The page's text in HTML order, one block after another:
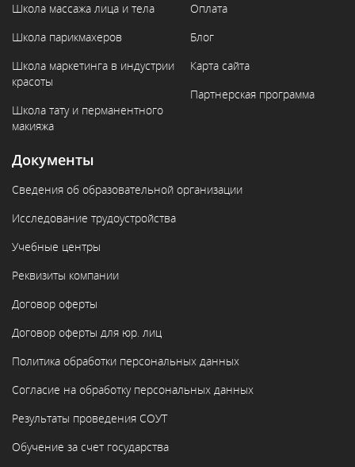
Школа массажа лица и тела
Школа парикмахеров
Школа маркетинга в индустрии
красоты
Школа тату и перманентного
макияжа
Оплата
Блог
Карта сайта
Партнерская программа
Документы
Сведения об образовательной организации
Исследование трудоустройства
Учебные центры
Реквизиты компании
Договор оферты
Договор оферты для юр. лиц
Политика обработки персональных данных
Согласие на обработку персональных данных
Результаты проведения СОУТ
Обучение за счет государства